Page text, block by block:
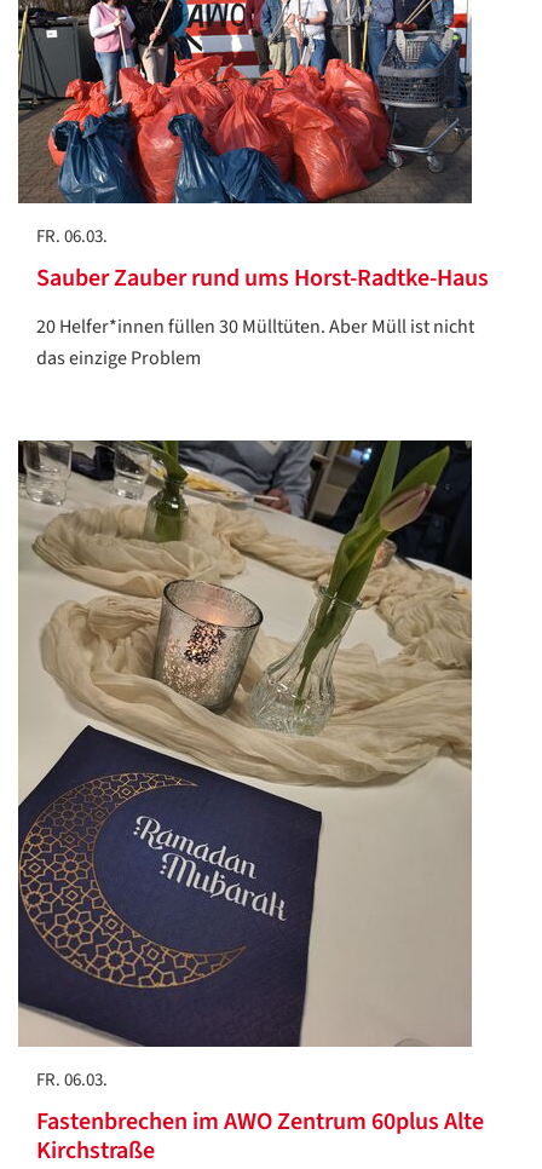
FR. 06.03.
Sauber Zauber rund ums Horst-Radtke-Haus
20 Helfer*innen füllen 30 Mülltüten. Aber Müll ist nicht
das einzige Problem
FR. 06.03.
Fastenbrechen im AWO Zentrum 60plus Alte
Kirchstraße